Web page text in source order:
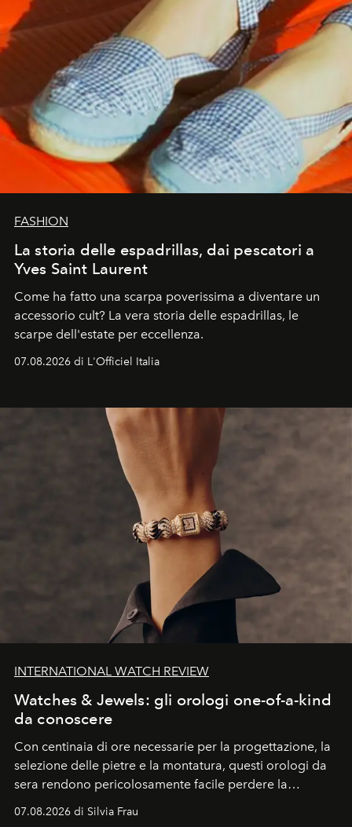
FASHION
La storia delle espadrillas, dai pescatori a
Yves Saint Laurent
Come ha fatto una scarpa poverissima a diventare un
accessorio cult? La vera storia delle espadrillas, le
scarpe dell'estate per eccellenza.
07.08.2026 di L'Officiel Italia
INTERNATIONAL WATCH REVIEW
Watches & Jewels: gli orologi one-of-a-kind
da conoscere
Con centinaia di ore necessarie per la progettazione, la
selezione delle pietre e la montatura, questi orologi da
sera rendono pericolosamente facile perdere la
cognizione del tempo. Ma con quadranti così
07.08.2026 di Silvia Frau